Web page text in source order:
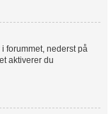
forummet, nederst på
aktiverer du